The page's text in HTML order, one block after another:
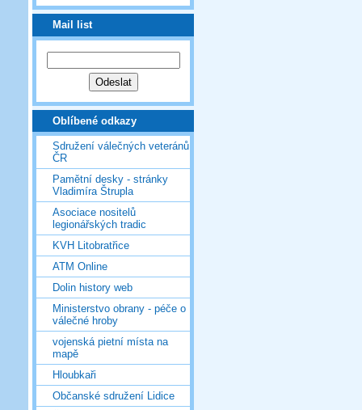
Mail list
Oblíbené odkazy
Sdružení válečných veteránů
ČR
Pamětní desky - stránky
Vladimíra Štrupla
Asociace nositelů
legionářských tradic
KVH Litobratřice
ATM Online
Dolin history web
Ministerstvo obrany - péče o
válečné hroby
vojenská pietní místa na
mapě
Hloubkaři
Občanské sdružení Lidice